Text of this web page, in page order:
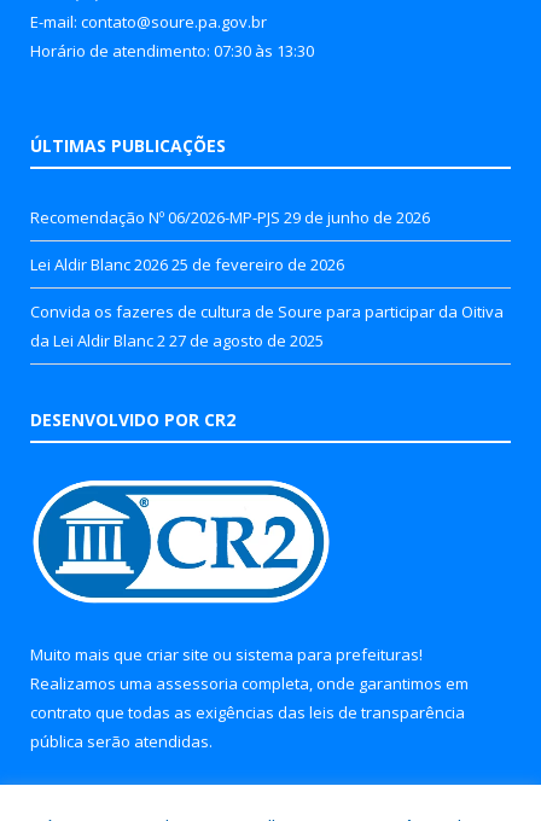
E-mail: contato@soure.pa.gov.br
Horário de atendimento: 07:30 às 13:30
ÚLTIMAS PUBLICAÇÕES
Recomendação Nº 06/2026-MP-PJS 29 de junho de 2026
Lei Aldir Blanc 202625 de fevereiro de 2026
Convida os fazeres de cultura de Soure para participar da Oitiva
da Lei Aldir Blanc 2 27 de agosto de 2025
DESENVOLVIDO POR CR2
Muito mais que criar site ou sistema para prefeituras!
Realizamos uma assessoria completa, onde garantimos em
contrato que todas as exigências das leis de transparência
pública serão atendidas.